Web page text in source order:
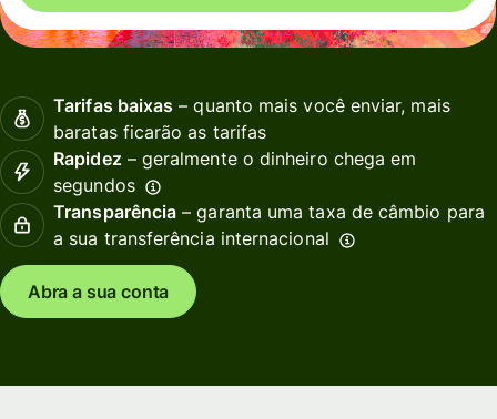
Tarifas baixas – quanto mais você enviar, mais
baratas ficarão as tarifas
Rapidez – geralmente o dinheiro chega em
segundos
Transparência – garanta uma taxa de câmbio para
a sua transferência internacional
Abra a sua conta